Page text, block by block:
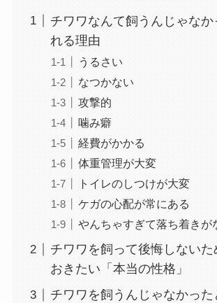
チワワなんて飼うんじゃなか
れる理由
うるさい
なつかない
攻撃的
噛み癖
経費がかかる
体重管理が大変
トイレのしつけが大変
ケガの心配が常にある
やんちゃすぎて落ち着きが
チワワを飼って後悔しないた
おきたい「本当の性格」
チワワを飼うんじゃなかった